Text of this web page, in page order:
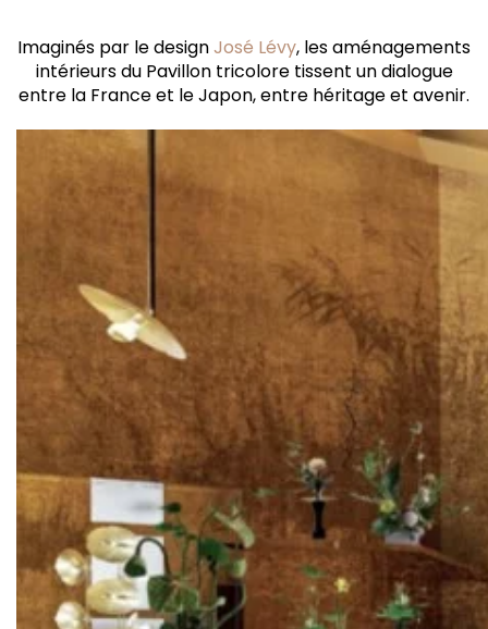
Imaginés par le designJosé Lévy, les aménagements
intérieurs du Pavillon tricolore tissent un dialogue
entre la France et le Japon, entre héritage et avenir.